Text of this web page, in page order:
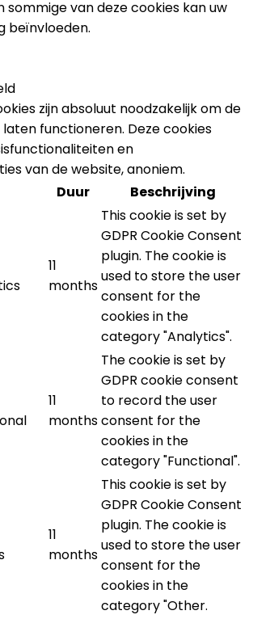
sommige van deze cookies kan uw
beïnvloeden.
zijn absoluut noodzakelijk om de
functioneren. Deze cookies
en
van de website, anoniem.
Duur Beschrijving
11
months
This cookie is set by
GDPR Cookie Consent
plugin. The cookie is
used to store the user
consent for the
cookies in the
category "Analytics".
11
months
The cookie is set by
GDPR cookie consent
to record the user
consent for the
cookies in the
category "Functional".
11
months
This cookie is set by
GDPR Cookie Consent
plugin. The cookie is
used to store the user
consent for the
cookies in the
category "Other.